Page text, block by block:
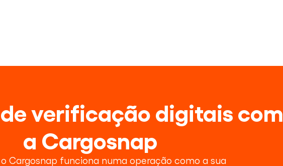
verificação digitais com
a Cargosnap
Cargosnap funciona numa operação como a sua